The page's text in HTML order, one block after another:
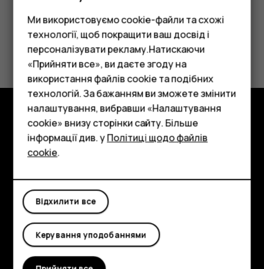
Смартфони
Фічерфони
Аксесуари
Планшети
Це було для вас корисним?
Так Ні
Огляд
Детальніше
Planet and people
Підтримка
FacebookInstagram
TiktokYoutubeLinkedin
Ми використовуємо cookie-файли та схожі
технології, щоб покращити ваш досвід і
персоналізувати рекламу.Натискаючи
«Прийняти все», ви даєте згоду на
використання файлів cookie та подібних
технологій. За бажанням ви зможете змінити
налаштування, вибравши «Налаштування
cookie» внизу сторінки сайту. Більше
інформації див. уПолітиці щодо файлів
cookie.
Відхилити все
Керування уподобаннями